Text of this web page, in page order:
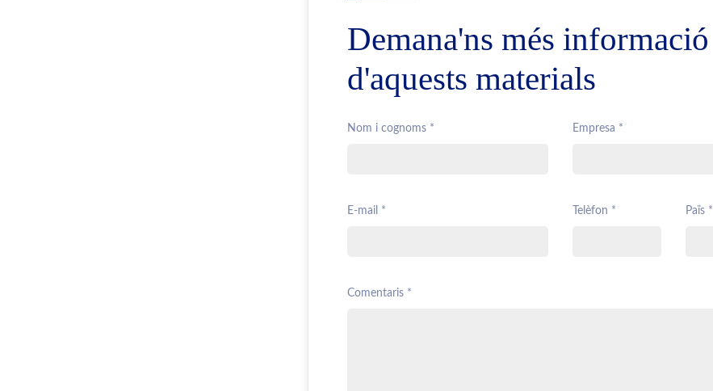
Demana'ns més informació
d'aquests materials
Nom i cognoms * Empresa *
E-mail * Telèfon * Païs *
Comentaris *